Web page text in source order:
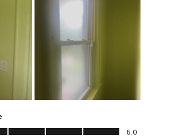
5.0 out of 5
5.0